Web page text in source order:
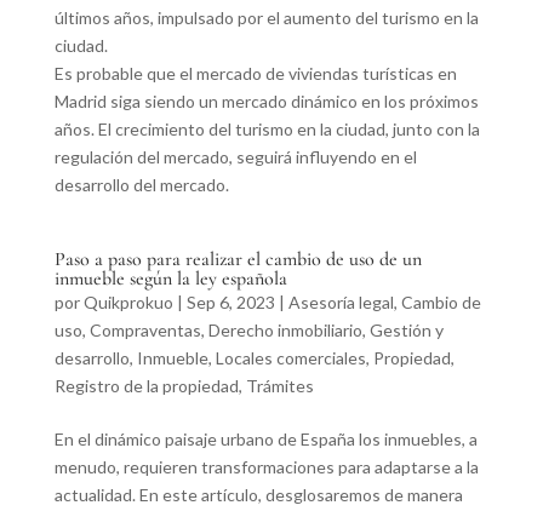
últimos años, impulsado por el aumento del turismo en la
ciudad.
Es probable que el mercado de viviendas turísticas en
Madrid siga siendo un mercado dinámico en los próximos
años. El crecimiento del turismo en la ciudad, junto con la
regulación del mercado, seguirá influyendo en el
desarrollo del mercado.
Paso a paso para realizar el cambio de uso de un
inmueble según la ley española
porQuikprokuo | Sep 6, 2023 | Asesoría legal, Cambio de
uso, Compraventas, Derecho inmobiliario, Gestión y
desarrollo, Inmueble, Locales comerciales, Propiedad,
Registro de la propiedad, Trámites
En el dinámico paisaje urbano de España los inmuebles, a
menudo, requieren transformaciones para adaptarse a la
actualidad. En este artículo, desglosaremos de manera